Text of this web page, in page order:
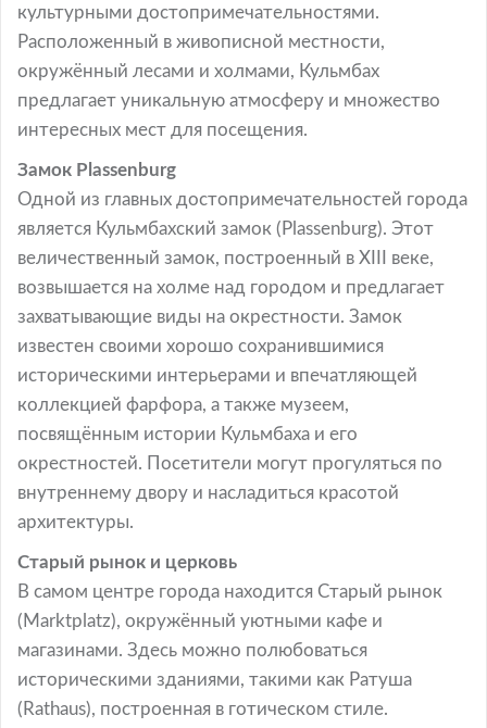
культурными достопримечательностями.
Расположенный в живописной местности,
окружённый лесами и холмами, Кульмбах
предлагает уникальную атмосферу и множество
интересных мест для посещения.
Замок Plassenburg
Одной из главных достопримечательностей города
является Кульмбахский замок (Plassenburg). Этот
величественный замок, построенный в XIII веке,
возвышается на холме над городом и предлагает
захватывающие виды на окрестности. Замок
известен своими хорошо сохранившимися
историческими интерьерами и впечатляющей
коллекцией фарфора, а также музеем,
посвящённым истории Кульмбаха и его
окрестностей. Посетители могут прогуляться по
внутреннему двору и насладиться красотой
архитектуры.
Старый рынок и церковь
В самом центре города находится Старый рынок
(Marktplatz), окружённый уютными кафе и
магазинами. Здесь можно полюбоваться
историческими зданиями, такими как Ратуша
(Rathaus), построенная в готическом стиле.